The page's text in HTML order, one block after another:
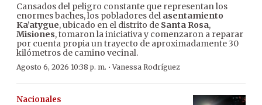
Cansados del peligro constante que representan los
enormes baches, los pobladores del asentamiento
Ka’atygue, ubicado en el distrito de Santa Rosa,
Misiones, tomaron la iniciativa y comenzaron a reparar
por cuenta propia un trayecto de aproximadamente 30
kilómetros de camino vecinal.
Agosto 6, 2026 10:38 p. m. ·Vanessa Rodríguez
Nacionales